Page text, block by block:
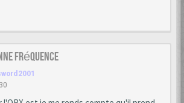
fréquence